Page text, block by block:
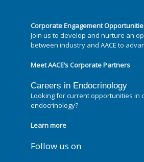
Corporate Engagement
Join us to develop and nurture an
between industry and AACE to
Meet AACE’s Corporate Partners
Careers in Endocrinology
Looking for current opportunities in
endocrinology?
Learn more
Follow us on